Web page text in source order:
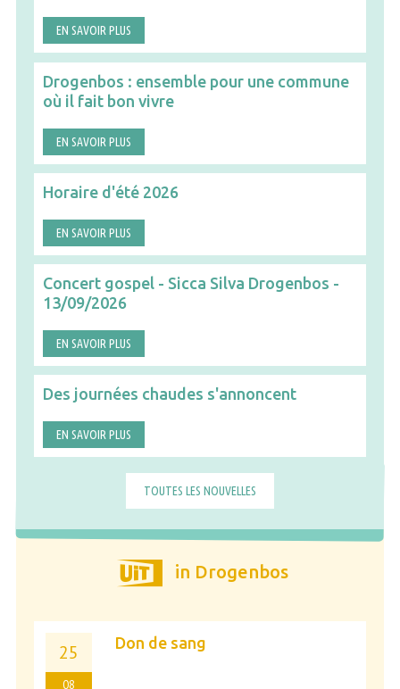
EN SAVOIR PLUS
Drogenbos : ensemble pour une commune
où il fait bon vivre
EN SAVOIR PLUS
Horaire d'été 2026
EN SAVOIR PLUS
Concert gospel - Sicca Silva Drogenbos -
13/09/2026
EN SAVOIR PLUS
Des journées chaudes s'annoncent
EN SAVOIR PLUS
TOUTES LES NOUVELLES
in Drogenbos
25
08
Don de sang